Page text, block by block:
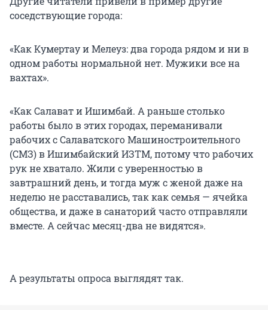
соседствующие города:
«Как Кумертау и Мелеуз: два города рядом и ни в
одном работы нормальной нет. Мужики все на
вахтах».
«Как Салават и Ишимбай. А раньше столько
работы было в этих городах, переманивали
рабочих с Салаватского Машиностроительного
(СМЗ) в Ишимбайский ИЗТМ, потому что рабочих
рук не хватало. Жили с уверенностью в
завтрашний день, и тогда муж с женой даже на
неделю не расставались, так как семья — ячейка
общества, и даже в санаторий часто отправляли
вместе. А сейчас месяц-два не видятся».
А результаты опроса выглядят так.